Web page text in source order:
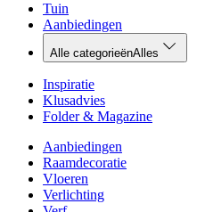
Tuin
Aanbiedingen
Alle categorieënAlles
Inspiratie
Klusadvies
Folder & Magazine
Aanbiedingen
Raamdecoratie
Vloeren
Verlichting